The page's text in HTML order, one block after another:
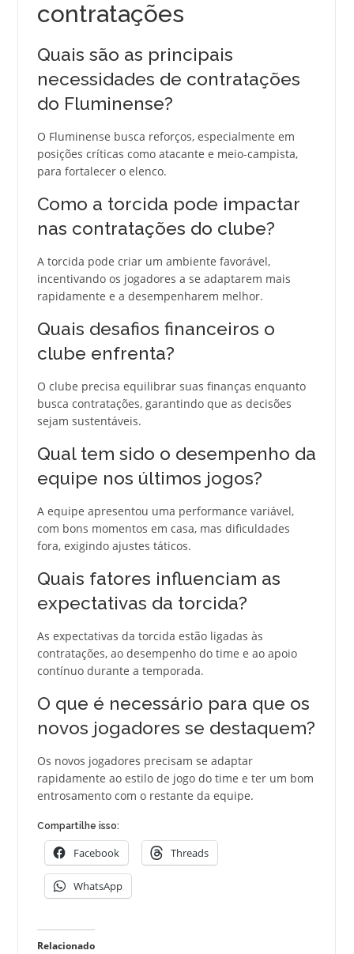
contratações
Quais são as principais
necessidades de contratações
do Fluminense?
O Fluminense busca reforços, especialmente em
posições críticas como atacante e meio-campista,
para fortalecer o elenco.
Como a torcida pode impactar
nas contratações do clube?
A torcida pode criar um ambiente favorável,
incentivando os jogadores a se adaptarem mais
rapidamente e a desempenharem melhor.
Quais desafios financeiros o
clube enfrenta?
O clube precisa equilibrar suas finanças enquanto
busca contratações, garantindo que as decisões
sejam sustentáveis.
Qual tem sido o desempenho da
equipe nos últimos jogos?
A equipe apresentou uma performance variável,
com bons momentos em casa, mas dificuldades
fora, exigindo ajustes táticos.
Quais fatores influenciam as
expectativas da torcida?
As expectativas da torcida estão ligadas às
contratações, ao desempenho do time e ao apoio
contínuo durante a temporada.
O que é necessário para que os
novos jogadores se destaquem?
Os novos jogadores precisam se adaptar
rapidamente ao estilo de jogo do time e ter um bom
entrosamento com o restante da equipe.
Compartilhe isso:
Facebook Threads
WhatsApp
Relacionado